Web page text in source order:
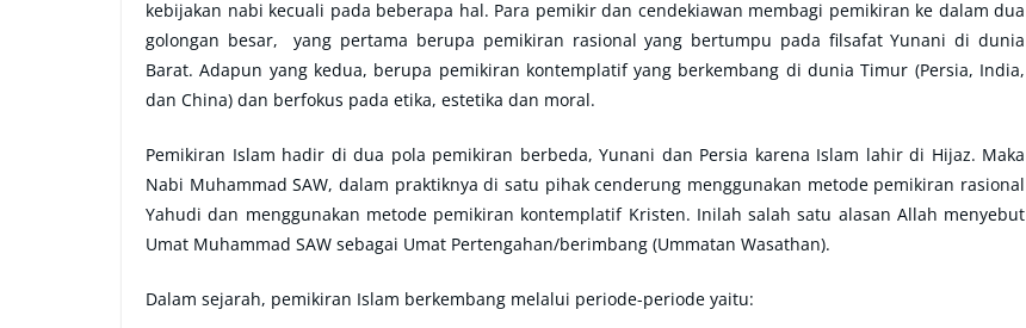
kebijakan nabi kecuali pada beberapa hal. Para pemikir dan cendekiawan membagi pemikiran ke dalam dua
golongan besar, yang pertama berupa pemikiran rasional yang bertumpu pada filsafat Yunani di dunia
Barat. Adapun yang kedua, berupa pemikiran kontemplatif yang berkembang di dunia Timur (Persia, India,
dan China) dan berfokus pada etika, estetika dan moral.
Pemikiran Islam hadir di dua pola pemikiran berbeda, Yunani dan Persia karena Islam lahir di Hijaz. Maka
Nabi Muhammad SAW, dalam praktiknya di satu pihak cenderung menggunakan metode pemikiran rasional
Yahudi dan menggunakan metode pemikiran kontemplatif Kristen. Inilah salah satu alasan Allah menyebut
Umat Muhammad SAW sebagai Umat Pertengahan/berimbang (Ummatan Wasathan).
Dalam sejarah, pemikiran Islam berkembang melalui periode-periode yaitu: